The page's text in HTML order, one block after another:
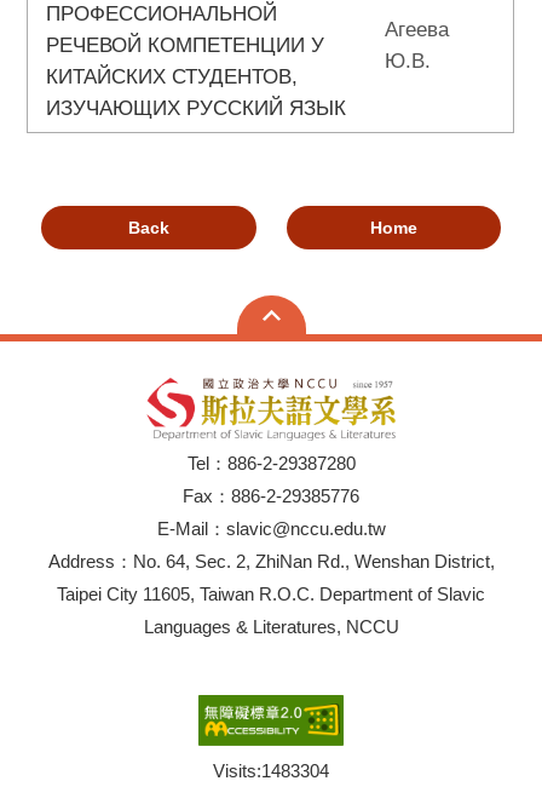
ПРОФЕССИОНАЛЬНОЙ
РЕЧЕВОЙ КОМПЕТЕНЦИИ У
КИТАЙСКИХ СТУДЕНТОВ,
ИЗУЧАЮЩИХ РУССКИЙ ЯЗЫК
Агеева
Ю.В.
Back Home
Tel：886-2-29387280
Fax：886-2-29385776
E-Mail：slavic@nccu.edu.tw
Address：No. 64, Sec. 2, ZhiNan Rd., Wenshan District,
Taipei City 11605, Taiwan R.O.C. Department of Slavic
Languages & Literatures, NCCU
Visits:1483304